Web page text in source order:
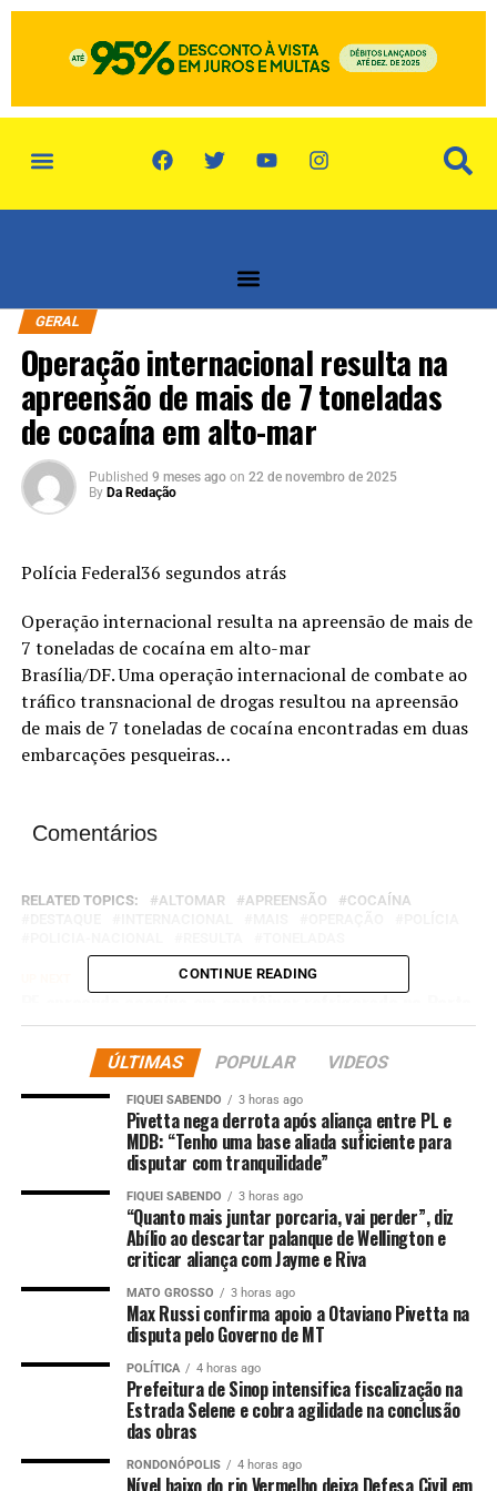
GERAL
Operação internacional resulta na
apreensão de mais de 7 toneladas
de cocaína em alto-mar
Published 9 meses ago on 22 de novembro de 2025
By Da Redação
Polícia Federal36 segundos atrás
Operação internacional resulta na apreensão de mais de
7 toneladas de cocaína em alto-mar
Brasília/DF. Uma operação internacional de combate ao
tráfico transnacional de drogas resultou na apreensão
de mais de 7 toneladas de cocaína encontradas em duas
embarcações pesqueiras…
Comentários
RELATED TOPICS: ALTOMAR APREENSÃO
COCAÍNA
PF apreende cocaína em contêiner refrigerado no Porto
de Paranaguá
FICCO/PR realiza prisão em flagrante e apreensão de R$
1 milhão em espécie.
CONTINUE READING
ÚLTIMAS POPULAR VIDEOS
FIQUEI SABENDO 3 horas ago
Pivetta nega derrota após aliança entre PL e
MDB: “Tenho uma base aliada suficiente para
disputar com tranquilidade”
FIQUEI SABENDO 3 horas ago
“Quanto mais juntar porcaria, vai perder”, diz
Abílio ao descartar palanque de Wellington e
criticar aliança com Jayme e Riva
MATO GROSSO 3 horas ago
Max Russi confirma apoio a Otaviano Pivetta na
disputa pelo Governo de MT
POLÍTICA 4 horas ago
Prefeitura de Sinop intensifica fiscalização na
Estrada Selene e cobra agilidade na conclusão
das obras
RONDONÓPOLIS 4 horas ago
Nível baixo do rio Vermelho deixa Defesa Civil em